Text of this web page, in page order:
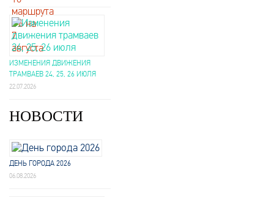
ИЗМЕНЕНИЯ ДВИЖЕНИЯ
ТРАМВАЕВ 24, 25, 26 ИЮЛЯ
22.07.2026
НОВОСТИ
ДЕНЬ ГОРОДА 2026
06.08.2026